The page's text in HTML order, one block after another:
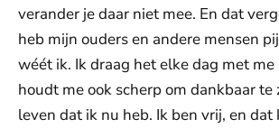
verander je daar niet mee. En dat
heb mijn ouders en andere mensen
wéét ik. Ik draag het elke dag met
houdt me ook scherp om dankbaar te
leven dat ik nu heb. Ik ben vrij, en